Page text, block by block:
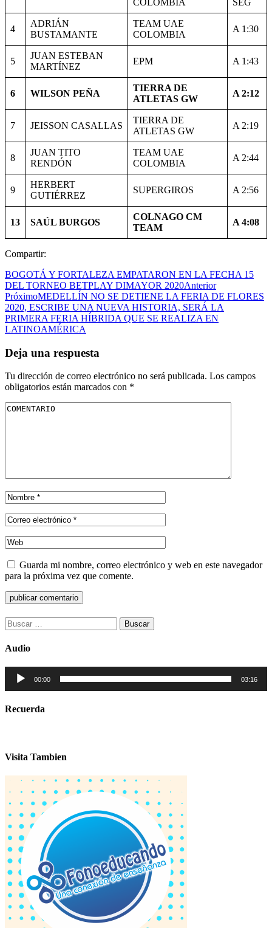
4
ADRIÁN
BUSTAMANTE
TEAM UAE
COLOMBIA
A 1:30
5
JUAN ESTEBAN
MARTÍNEZ
EPM A 1:43
6 WILSON PEÑA
TIERRA DE
ATLETAS GW
A 2:12
7 JEISSON CASALLAS
TIERRA DE
ATLETAS GW
A 2:19
8
JUAN TITO
RENDÓN
TEAM UAE
COLOMBIA
A 2:44
9
HERBERT
GUTIÉRREZ
SUPERGIROS A 2:56
13 SAÚL BURGOS
COLNAGO CM
TEAM
A 4:08
Compartir:
BOGOTÁ Y FORTALEZA EMPATARON EN LA FECHA 15
DEL TORNEO BETPLAY DIMAYOR 2020Anterior
PróximoMEDELLÍN NO SE DETIENE LA FERIA DE FLORES
2020, ESCRIBE UNA NUEVA HISTORIA, SERÁ LA
PRIMERA FERIA HÍBRIDA QUE SE REALIZA EN
LATINOAMÉRICA
Deja una respuesta
Tu dirección de correo electrónico no será publicada. Los campos
obligatorios están marcados con *
Guarda mi nombre, correo electrónico y web en este navegador
para la próxima vez que comente.
Buscar:
Audio
Reproductor
audio
00:00 03:16
Recuerda
Visita Tambien